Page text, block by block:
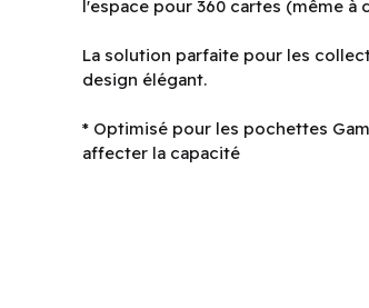
l'espace pour 360 cartes (même à
La solution parfaite pour les
design élégant.
* Optimisé pour les pochettes
affecter la capacité